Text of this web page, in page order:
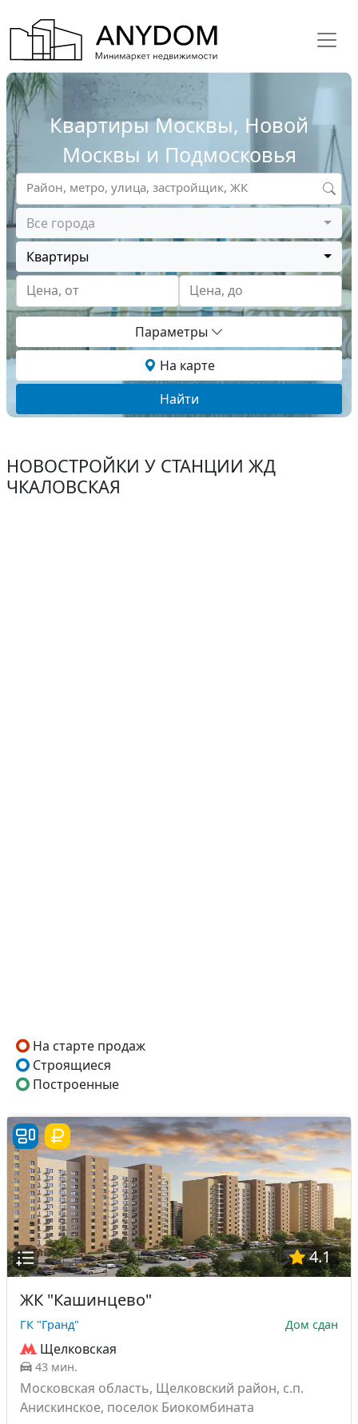
Квартиры Москвы, Новой
Москвы и Подмосковья
Все города
Квартиры
Цена, от
Цена, до
Район, метро, улица, застройщик, ЖК
Параметры
На карте
Найти
НОВОСТРОЙКИ У СТАНЦИИ ЖД
ЧКАЛОВСКАЯ
На старте продаж
Строящиеся
Построенные
4.1
ЖК "Кашинцево"
ГК "Гранд" Дом сдан
Щелковская
43 мин.
Московская область, Щелковский район, с.п.
Анискинское, поселок Биокомбината